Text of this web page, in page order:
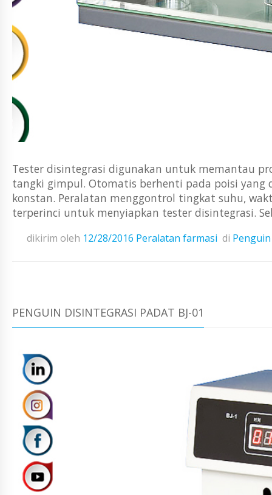
Tester disintegrasi digunakan untuk memantau
tangki gimpul. Otomatis berhenti pada poisi
konstan. Peralatan menggontrol tingkat suhu,
terperinci untuk menyiapkan tester disintegrasi.
dikirim oleh 12/28/2016 Peralatan farmasi di
PENGUIN DISINTEGRASI PADAT BJ-01